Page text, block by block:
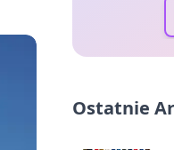
Ostatnie